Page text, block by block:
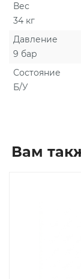
Вес
34 кг
Давление
9 бар
Состояние
Б/У
Вам